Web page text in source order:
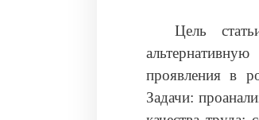
Цель
проявления в
Задачи: